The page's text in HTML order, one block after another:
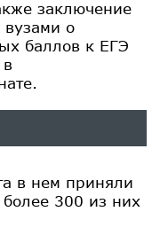
заключение
о
баллов к ЕГЭ
в
в нем приняли
300 из них